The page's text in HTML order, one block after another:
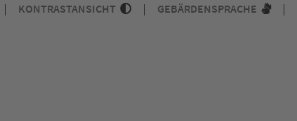
KONTRASTANSICHT GEBÄRDENSPRACHE